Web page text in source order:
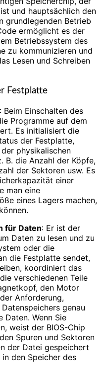
und hauptsächlich den
grundlegenden Betrieb
ermöglicht es der
Betriebssystem des
zu kommunizieren und
Lesen und Schreiben
Festplatte
: Beim Einschalten des
Programme auf dem
Es initialisiert die
der Festplatte,
physikalischen
B. die Anzahl der Köpfe,
der Sektoren usw. Es
einer
man eine
eines Lagers machen,
für Daten: Er ist der
Daten zu lesen und zu
oder die
die Festplatte sendet,
koordiniert das
verschiedenen Teile
den Motor
Anforderung,
genau
Daten. Wenn Sie
weist der BIOS-Chip
Spuren und Sektoren
der Datei gespeichert
den Speicher des